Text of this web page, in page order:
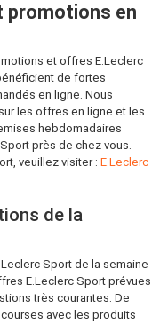
promotions en
et offres E.Leclerc
de fortes
en ligne. Nous
les offres en ligne et les
hebdomadaires
près de chez vous.
veuillez visiter : E.Leclerc
de la
Sport de la semaine
E.Leclerc Sport prévues
très courantes. De
avec les produits